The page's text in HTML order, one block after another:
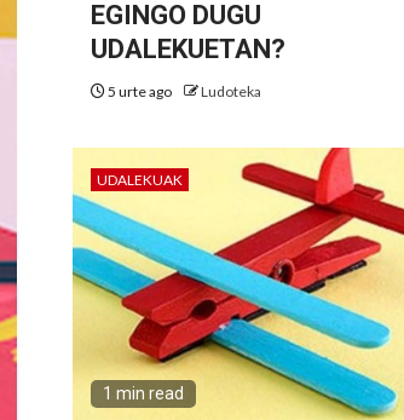
EGINGO DUGU
UDALEKUETAN?
5 urte ago Ludoteka
UDALEKUAK
1 min read